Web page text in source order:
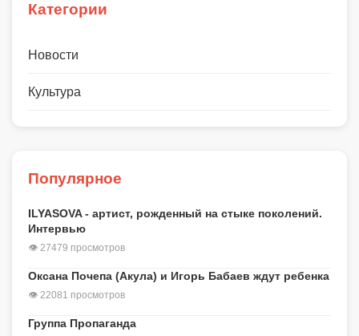
Категории
Новости
Культура
Популярное
ILYASOVA - артист, рожденный на стыке поколений.
Интервью
👁 27479 просмотров
Оксана Почепа (Акула) и Игорь Бабаев ждут ребенка
👁 22081 просмотров
Группа Пропаганда